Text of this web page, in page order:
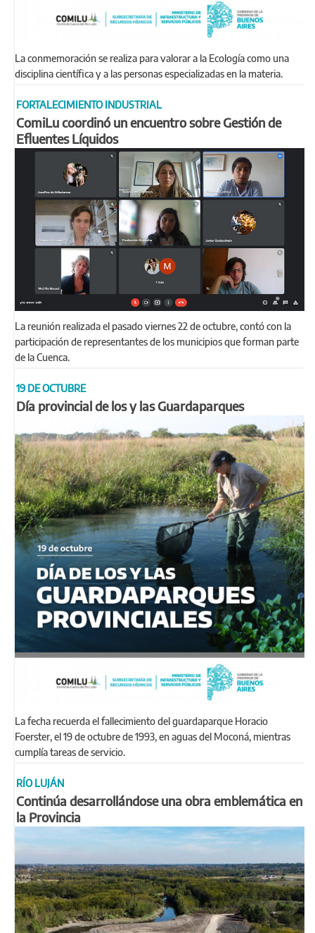
La conmemoración se realiza para valorar a la Ecología como una
disciplina científica y a las personas especializadas en la materia.
FORTALECIMIENTO INDUSTRIAL
ComiLu coordinó un encuentro sobre Gestión de
Efluentes Líquidos
La reunión realizada el pasado viernes 22 de octubre, contó con la
participación de representantes de los municipios que forman parte
de la Cuenca.
19 DE OCTUBRE
Día provincial de los y las Guardaparques
La fecha recuerda el fallecimiento del guardaparque Horacio
Foerster, el 19 de octubre de 1993, en aguas del Moconá, mientras
cumplía tareas de servicio.
RÍO LUJÁN
Continúa desarrollándose una obra emblemática en
la Provincia